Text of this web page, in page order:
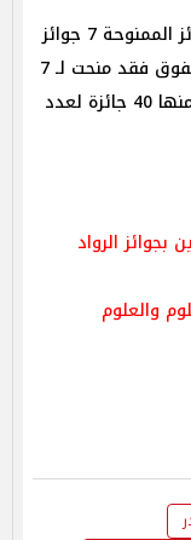
أما جوائز الدولة التقديرية فبلغ عدد الجوائز الممنوحة 7 جوائز
وحجبت 3 جوائز، وبالنسبة لجوائز الدولة للتفوق فقد منحت لـ 7
فائزين، أما جوائز الدولة التشجيعية منحت منها 40 جائزة لعدد
بجوائز الرواد
والعلوم